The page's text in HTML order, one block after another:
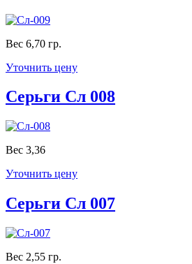
Вес 6,70 гр.
Уточнить цену
Серьги Сл 008
Вес 3,36
Уточнить цену
Серьги Сл 007
Вес 2,55 гр.